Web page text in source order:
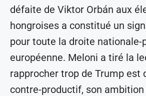
défaite de Viktor Orbán aux
hongroises a constitué un
pour toute la droite nationale-
européenne. Meloni a tiré la
rapprocher trop de Trump est
contre-productif, son